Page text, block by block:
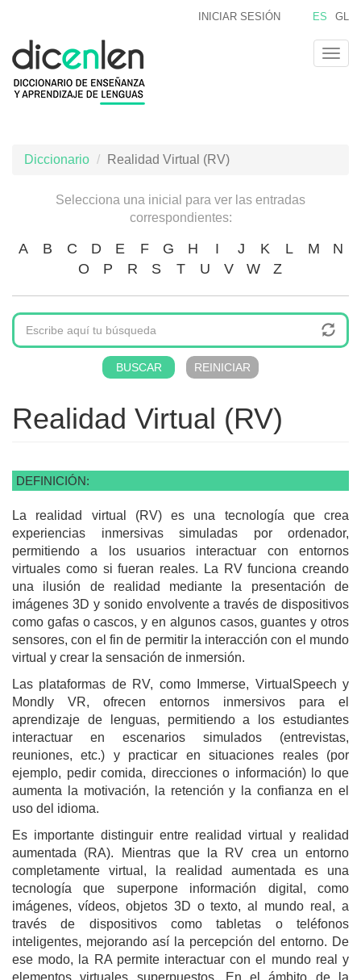
contenido
principal
ES GL
INICIAR SESIÓN
Diccionario Realidad Virtual (RV)
Selecciona una inicial para ver las entradas
correspondientes:
A B C D E F G H I J K L M
N
O
P R S T U V W Z
Realidad Virtual (RV)
DEFINICIÓN:
La realidad virtual (RV) es una tecnología que crea
experiencias inmersivas simuladas por ordenador,
permitiendo a los usuarios interactuar con entornos
virtuales como si fueran reales. La RV funciona creando
una ilusión de realidad mediante la presentación de
imágenes 3D y sonido envolvente a través de dispositivos
como gafas o cascos, y en algunos casos, guantes y otros
sensores, con el fin de permitir la interacción con el mundo
virtual y crear la sensación de inmersión.
Las plataformas de RV, como Immerse, VirtualSpeech y
Mondly VR, ofrecen entornos inmersivos para el
aprendizaje de lenguas, permitiendo a los estudiantes
interactuar en escenarios simulados (entrevistas,
reuniones, etc.) y practicar en situaciones reales (por
ejemplo, pedir comida, direcciones o información) lo que
aumenta la motivación, la retención y la confianza en el
uso del idioma.
Es importante distinguir entre realidad virtual y realidad
aumentada (RA). Mientras que la RV crea un entorno
completamente virtual, la realidad aumentada es una
tecnología que superpone información digital, como
imágenes, vídeos, objetos 3D o texto, al mundo real, a
través de dispositivos como tabletas o teléfonos
inteligentes, mejorando así la percepción del entorno. De
ese modo, la RA permite interactuar con el mundo real y
elementos virtuales superpuestos. En el ámbito de la